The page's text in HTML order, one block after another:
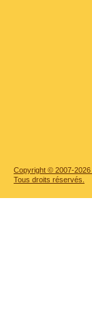
Copyright © 2007-2026
Tous droits réservés.